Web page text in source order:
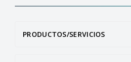
PRODUCTOS/SERVICIOS